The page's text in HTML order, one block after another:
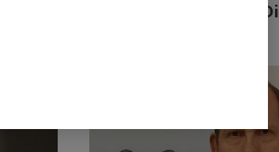
BEVI and Viimatech